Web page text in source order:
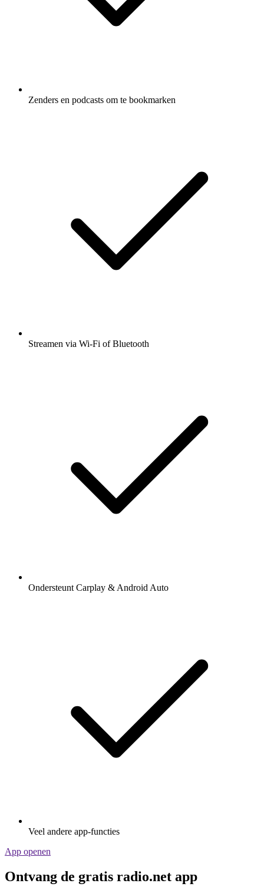
Zenders en podcasts om te bookmarken
Streamen via Wi-Fi of Bluetooth
Ondersteunt Carplay & Android Auto
Veel andere app-functies
App openen
Ontvang de gratis radio.net app